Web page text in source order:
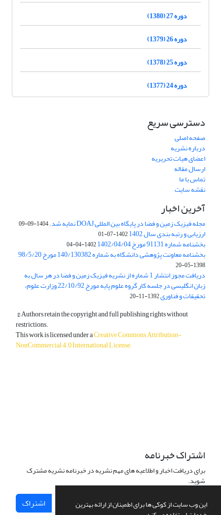
این وب سایت از کوکی ها برای اطمینان از ارائه بهترین
دوره 27 (1380)
دوره 26 (1379)
دوره 25 (1378)
دوره 24 (1377)
دسترسی سریع
صفحه اصلی
درباره نشریه
اعضای هیات تحریریه
ارسال مقاله
تماس با ما
نقشه سایت
آخرین اخبار
مجله فیزیک زمین و فضا در پایگاه بین المللی DOAJ نمایه شد. 1404-09-09
ارزیابی و رتبه بندی سال 1402 1402-07-01
بخشنامه شماره 91131 مورخ 1402/04/04 1402-04-04
بخشنامه معاونت پژوهشی دانشگاه به شماره 140/130382 مورخ 98/5/20
1398-05-20
دریافت مجوز انتشار 1 شماره از نشریه فیزیک زمین و فضا در هر سال به
زبان انگلیسی در جلسه کار گروه علوم پایه مورخ 22/10/92 وزارت علوم،
تحقیقات و فناوری1392-11-20
© Authors retain the copyright and full publishing rights without
restrictions.
This work is licensed under aCreative Commons Attribution-
NonCommercial 4.0 International License.
اشتراک خبرنامه
برای دریافت اخبار و اطلاعیه های مهم نشریه در خبرنامه نشریه مشترک
شوید.
اشتراک